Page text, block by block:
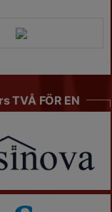
TVÅ FÖR EN